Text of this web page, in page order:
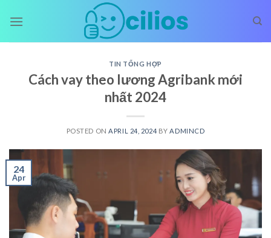
TIN TỔNG HỢP
Cách vay theo lương Agribank mới
nhất 2024
POSTED ON APRIL 24, 2024 BY ADMINCD
24
Apr